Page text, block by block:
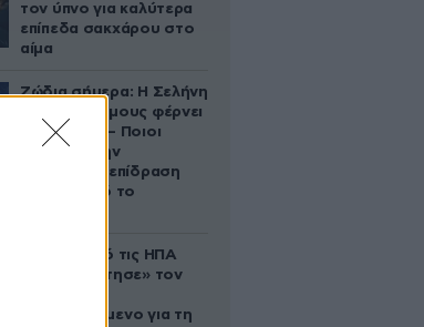
τον ύπνο για καλύτερα
επίπεδα σακχάρου στο
αίμα
Ζώδια σήμερα: Η Σελήνη
στους Διδύμους φέρνει
ανατροπές – Ποιοι
δέχονται την
ευεργετική επίδραση
του Δία από το
Ζευγάρι από τις ΗΠΑ
που «υιοθέτησε» τον
κατηγορούμενο για τη